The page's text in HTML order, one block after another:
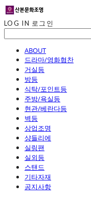
LOG IN 로그인
ABOUT
드라마/영화협찬
거실등
방등
식탁/포인트등
주방/욕실등
현관/베란다등
벽등
상업조명
샹들리에
실링팬
실외등
스탠드
기타자재
공지사항